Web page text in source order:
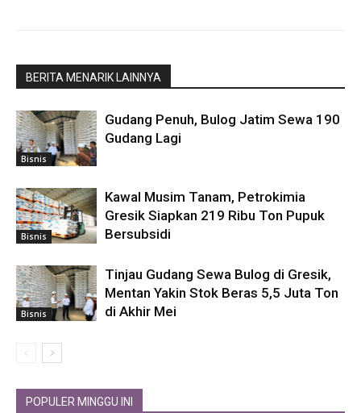
BERITA MENARIK LAINNYA
Bisnis
Gudang Penuh, Bulog Jatim Sewa 190
Gudang Lagi
Bisnis
Kawal Musim Tanam, Petrokimia
Gresik Siapkan 219 Ribu Ton Pupuk
Bersubsidi
Bisnis
Tinjau Gudang Sewa Bulog di Gresik,
Mentan Yakin Stok Beras 5,5 Juta Ton
di Akhir Mei
POPULER MINGGU INI